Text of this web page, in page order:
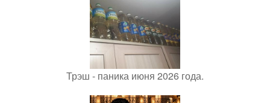
Трэш - паника июня 2026 года.